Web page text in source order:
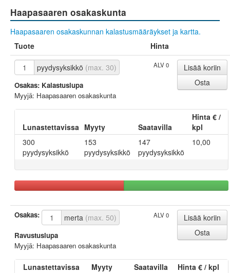
Haapasaaren osakaskunta
Haapasaaren osakaskunnan kalastusmääräykset ja kartta.
Tuote
Hinta
pyydysyksikkö (max. 30)
Osakas: Kalastuslupa
Myyjä: Haapasaaren osakaskunta
ALV 0
Lunastettavissa Myyty Saatavilla
Hinta € /
kpl
300
pyydysyksikkö
153
pyydysyksikkö
147
pyydysyksikkö
10,00
merta (max. 50)
Osakas:
Ravustuslupa
Myyjä: Haapasaaren osakaskunta
ALV 0
Lunastettavissa Myyty Saatavilla
Hinta € / kpl